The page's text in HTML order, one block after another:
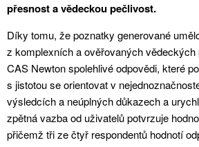
přesnost a vědeckou pečlivost.
Díky tomu, že poznatky generované
z komplexních a ověřovaných
CAS Newton spolehlivé odpovědi, které
s jistotou se orientovat v
výsledcích a neúplných důkazech a
zpětná vazba od uživatelů potvrzuje
přičemž tři ze čtyř respondentů hodnotí